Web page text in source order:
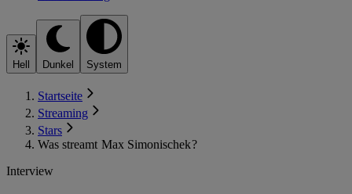
Hell Dunkel System
Startseite
Streaming
Stars
Was streamt Max Simonischek ?
Interview